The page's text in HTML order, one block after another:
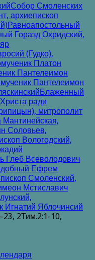
Собор Смоленских
архиепископ
Равноапостольный
Горазд Охридский,
(Гудко),
Платон
Пантелеимон
Пантелеимон
Блаженный
ради
митрополит
Соловьев,
Вологодский,
Глеб Всеволодович
Ефрем
Смоленский,
Мстиславич
Игнатий Яблочинсий
2Тим.2:1-10,